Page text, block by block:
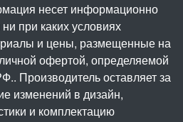
несет информационно
при каких условиях
и цены, размещенные на
офертой, определяемой
Производитель оставляет за
изменений в дизайн,
и комплектацию